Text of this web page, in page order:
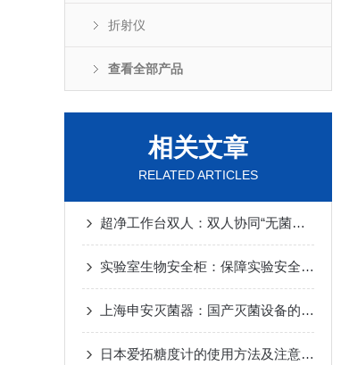
折射仪
查看全部产品
相关文章
RELATED ARTICLES
超净工作台双人：双人协同“无菌平台”，提升实验室操作效率
实验室生物安全柜：保障实验安全的“守护神”
上海申安灭菌器：国产灭菌设备的可靠守护者
日本爱拓糖度计的使用方法及注意事项